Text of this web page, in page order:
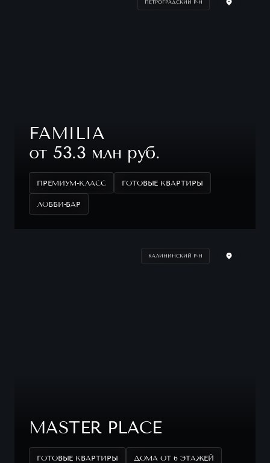
ПЕТРОГРАДСКИЙ Р-Н
FAMILIA
от 53.3 млн руб.
ПРЕМИУМ-КЛАСС ГОТОВЫЕ КВАРТИРЫ
ЛОББИ-БАР
КАЛИНИНСКИЙ Р-Н
MASTER PLACE
ГОТОВЫЕ КВАРТИРЫ ДОМА ОТ 6 ЭТАЖЕЙ